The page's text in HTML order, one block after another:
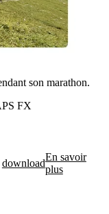
son marathon.
FX
download
En savoir
plus